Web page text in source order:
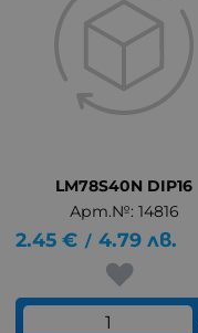
LM78S40N DIP16
Арт.№: 14816
2.45 € / 4.79 лв.